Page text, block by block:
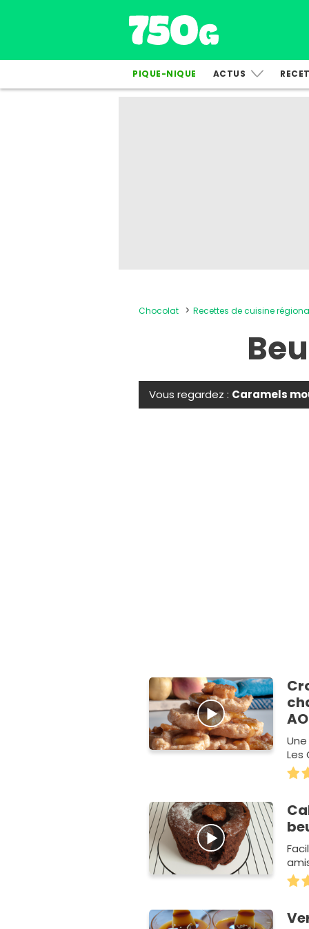
PIQUE-NIQUE ACTUS
Chocolat Recettes de cuisine
Vous regardez : Caramels
Les